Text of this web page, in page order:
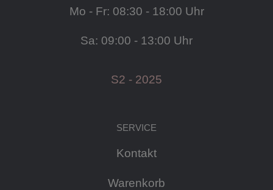
Mo - Fr: 08:30 - 18:00 Uhr
Sa: 09:00 - 13:00 Uhr
S2 - 2025
SERVICE
Kontakt
Warenkorb